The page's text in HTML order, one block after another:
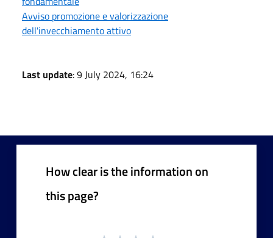
Avviso promozione e valorizzazione
dell'invecchiamento attivo
Last update: 9 July 2024, 16:24
How clear is the information on
this page?